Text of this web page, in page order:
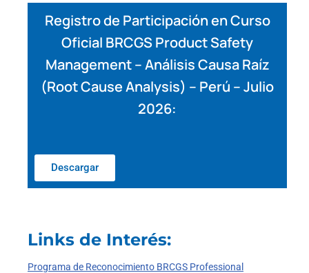
Registro de Participación en Curso
Oficial BRCGS Product Safety
Management – Análisis Causa Raíz
(Root Cause Analysis) – Perú – Julio
2026:
Descargar
Links de Interés:
Programa de Reconocimiento BRCGS Professional